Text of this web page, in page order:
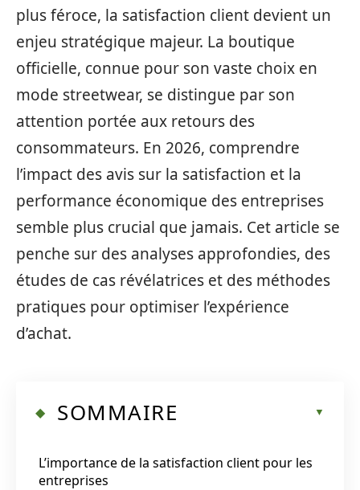
plus féroce, la satisfaction client devient un
enjeu stratégique majeur. La boutique
officielle, connue pour son vaste choix en
mode streetwear, se distingue par son
attention portée aux retours des
consommateurs. En 2026, comprendre
l’impact des avis sur la satisfaction et la
performance économique des entreprises
semble plus crucial que jamais. Cet article se
penche sur des analyses approfondies, des
études de cas révélatrices et des méthodes
pratiques pour optimiser l’expérience
d’achat.
SOMMAIRE
L’importance de la satisfaction client pour les
entreprises